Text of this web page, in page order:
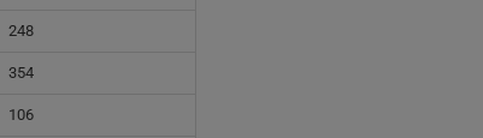
248
354
106